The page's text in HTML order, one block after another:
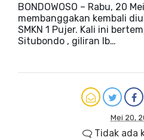
BONDOWOSO – Rabu, 20
membanggakan kembali
SMKN 1 Pujer. Kali ini
Situbondo , giliran Ib…
Mei 20,
Tidak ada